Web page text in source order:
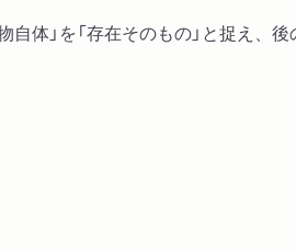
自体」を「存在そのもの」と捉え、